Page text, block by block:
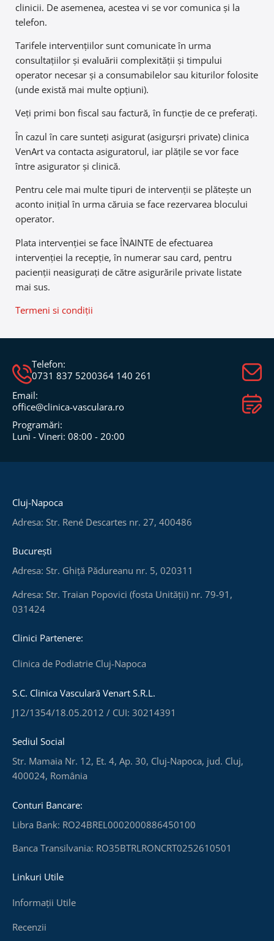
clinicii. De asemenea, acestea vi se vor comunica și la
telefon.
Tarifele intervențiilor sunt comunicate în urma
consultațiilor și evaluării complexității și timpului
operator necesar și a consumabilelor sau kiturilor folosite
(unde există mai multe opțiuni).
Veți primi bon fiscal sau factură, în funcție de ce preferați.
În cazul în care sunteți asigurat (asigurșri private) clinica
VenArt va contacta asiguratorul, iar plățile se vor face
între asigurator și clinică.
Pentru cele mai multe tipuri de intervenții se plătește un
aconto inițial în urma căruia se face rezervarea blocului
operator.
Plata intervenției se face ÎNAINTE de efectuarea
intervenției la recepție, în numerar sau card, pentru
pacienții neasigurați de către asigurările private listate
mai sus.
Termeni si condiții
Telefon:
0731 837 5200364 140 261
Email:
office@clinica-vasculara.ro​
Programări:
Luni - Vineri: 08:00 - 20:00
Cluj-Napoca
Adresa: Str. René Descartes nr. 27, 400486
București
Adresa: Str. Ghiță Pădureanu nr. 5, 020311
Adresa: Str. Traian Popovici (fosta Unității) nr. 79-91,
031424
Clinici Partenere:
Clinica de Podiatrie Cluj-Napoca
S.C. Clinica Vasculară Venart S.R.L.
J12/1354/18.05.2012 / CUI: 30214391
Sediul Social
Str. Mamaia Nr. 12, Et. 4, Ap. 30, Cluj-Napoca, jud. Cluj,
400024, România
Conturi Bancare:
Libra Bank: RO24BREL0002000886450100
Banca Transilvania: RO35BTRLRONCRT0252610501
Linkuri Utile
Informații Utile
Recenzii